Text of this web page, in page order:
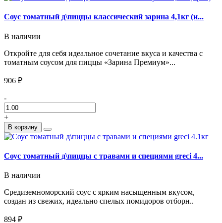
Соус томатный д\пиццы классический зарина 4,1кг (и...
В наличии
Откройте для себя идеальное сочетание вкуса и качества с
томатным соусом для пиццы «Зарина Премиум»...
906 ₽
-
+
В корзину
Соус томатный д\пиццы с травами и специями greci 4...
В наличии
Средиземноморский соус с ярким насыщенным вкусом,
создан из свежих, идеально спелых помидоров отборн..
894 ₽